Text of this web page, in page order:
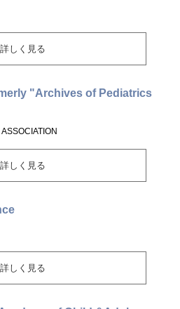
詳しく見る
"Archives of Pediatrics
詳しく見る
詳しく見る